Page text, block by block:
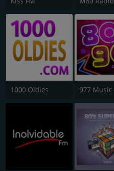
1000 Oldies